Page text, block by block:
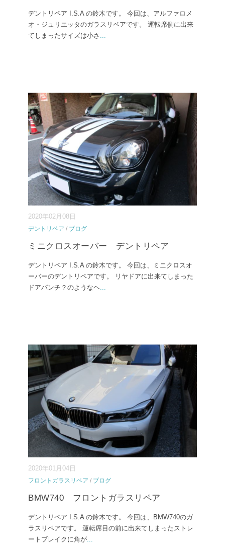
デントリペア I.S.A の鈴木です。 今回は、アルファロメ
オ・ジュリエッタのガラスリペアです。 運転席側に出来
てしまったサイズは小さ ...
2020年02月08日
デントリペア / ブログ
ミニクロスオーバー デントリペア
デントリペア I.S.A の鈴木です。 今回は、ミニクロスオ
ーバーのデントリペアです。 リヤドアに出来てしまった
ドアパンチ？のようなヘ...
2020年01月04日
フロントガラスリペア / ブログ
BMW740 フロントガラスリペア
デントリペア I.S.A の鈴木です。 今回は、BMW740のガ
ラスリペアです。 運転席目の前に出来てしまったストレ
ートブレイクに角が...